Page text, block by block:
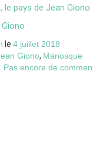
le pays de Jean Giono
le 4 juillet 2018
Giono, Manosque
Pas encore de